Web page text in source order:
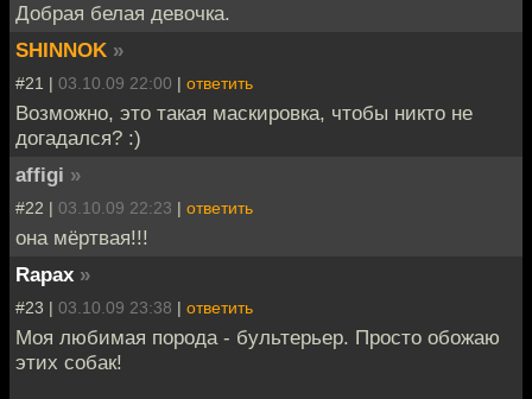
Добрая белая девочка.
SHINNOK »
#21 | 03.10.09 22:00 | ответить
Возможно, это такая маскировка, чтобы никто не
догадался? :)
affigi »
#22 | 03.10.09 22:23 | ответить
она мёртвая!!!
Rapax »
#23 | 03.10.09 23:38 | ответить
Моя любимая порода - бультерьер. Просто обожаю
этих собак!